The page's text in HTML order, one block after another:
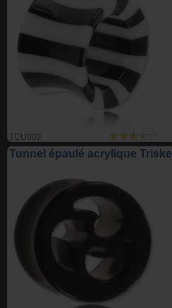
TCU002
Tunnel épaulé acrylique Triskel